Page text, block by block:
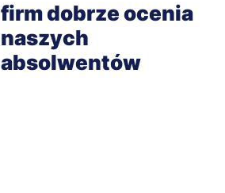
firm dobrze ocenia
naszych
absolwentów